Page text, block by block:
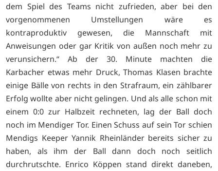
dem Spiel des Teams nicht zufrieden, aber bei den
vorgenommenen Umstellungen wäre es
kontraproduktiv gewesen, die Mannschaft mit
Anweisungen oder gar Kritik von außen noch mehr zu
verunsichern.“ Ab der 30. Minute machten die
Karbacher etwas mehr Druck, Thomas Klasen brachte
einige Bälle von rechts in den Strafraum, ein zählbarer
Erfolg wollte aber nicht gelingen. Und als alle schon mit
einem 0:0 zur Halbzeit rechneten, lag der Ball doch
noch im Mendiger Tor. Einen Schuss auf sein Tor schien
Mendigs Keeper Yannik Rheinländer bereits sicher zu
haben, als ihm der Ball dann doch noch seitlich
durchrutschte. Enrico Köppen stand direkt daneben,